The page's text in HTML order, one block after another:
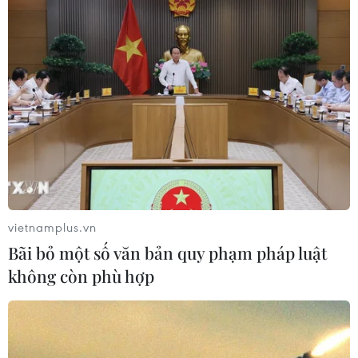
Cảnh báo giả mạo Viettel Pay để lừa đảo
chiếm đoạt tài sản
12/04/2020 11:16
Trang web giả mạo rất giống trang chính thức của ứng
dụng ViettelPay, do đó người dân sẽ rất dễ nhầm tưởng
đây là web chính thức và đăng nhập tài khoản.
vietnamplus.vn
Bãi bỏ một số văn bản quy phạm pháp luật
không còn phù hợp